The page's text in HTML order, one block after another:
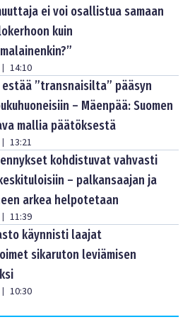
ei voi osallistua samaan
kuin
| 14:10
”transnaisilta” pääsyn
– Mäenpää: Suomen
mallia päätöksestä
| 13:21
kohdistuvat vahvasti
– palkansaajan ja
arkea helpotetaan
| 11:39
käynnisti laajat
sikaruton leviämisen
| 10:30